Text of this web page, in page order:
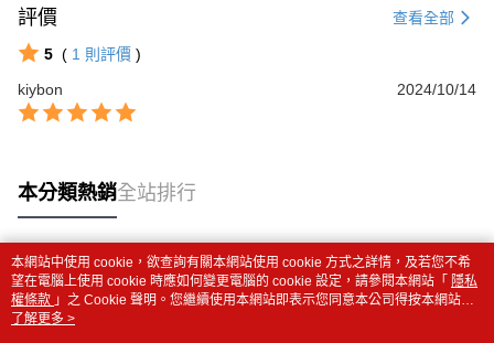
評價 查看全部
5 ( 1 則評價 )
kiybon
2024/10/14
本分類熱銷全站排行
熱門標籤
本網站中使用 cookie，欲查詢有關本網站使用 cookie 方式之詳情，及若您不希
望在電腦上使用 cookie 時應如何變更電腦的 cookie 設定，請參閱本網站「 隱私
權條款 」之 Cookie 聲明。您繼續使用本網站即表示您同意本公司得按本網站使
用條款之 Cookie 聲明使用 cookie。
了解更多 >